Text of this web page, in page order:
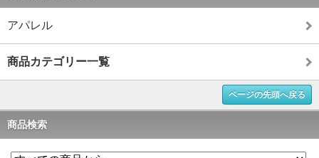
アパレル
商品カテゴリー一覧
ページの先頭へ戻る
商品検索